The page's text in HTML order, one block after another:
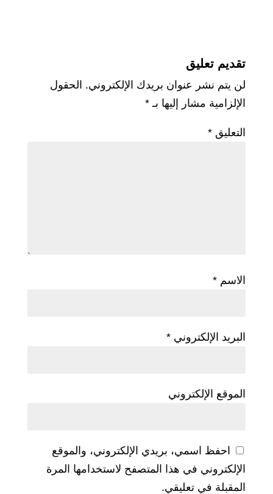
تقديم تعليق
لن يتم نشر عنوان بريدك الإلكتروني. الحقول
الإلزامية مشار إليها بـ *
التعليق *
الاسم *
البريد الإلكتروني *
الموقع الإلكتروني
احفظ اسمي، بريدي الإلكتروني، والموقع
الإلكتروني في هذا المتصفح لاستخدامها المرة
المقبلة في تعليقي.